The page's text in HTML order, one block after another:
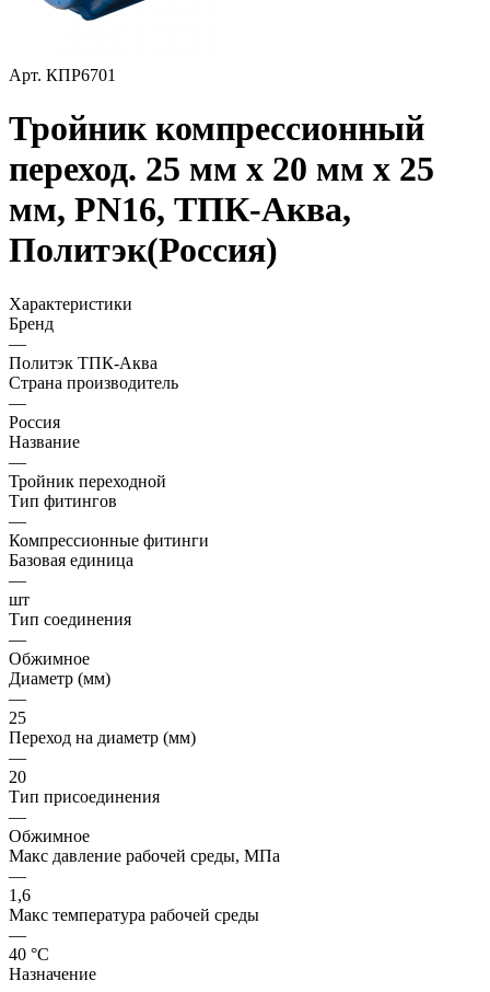
Арт. КПР6701
Тройник компрессионный
переход. 25 мм х 20 мм х 25
мм, PN16, ТПК-Аква,
Политэк(Россия)
Характеристики
Бренд
—
Политэк ТПК-Аква
Страна производитель
—
Россия
Название
—
Тройник переходной
Тип фитингов
—
Компрессионные фитинги
Базовая единица
—
шт
Тип соединения
—
Обжимное
Диаметр (мм)
—
25
Переход на диаметр (мм)
—
20
Тип присоединения
—
Обжимное
Макс давление рабочей среды, МПа
—
1,6
Макс температура рабочей среды
—
40 °С
Назначение